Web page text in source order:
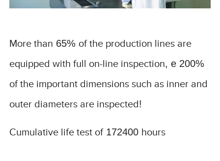
More than 65% of the production lines are
equipped with full on-line inspection, e 200%
of the important dimensions such as inner and
outer diameters are inspected!
Cumulative life test of172400 hours